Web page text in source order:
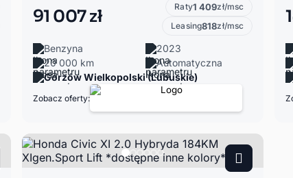
91 007 zł Raty1 409zł/msc
Leasing818zł/msc
Benzyna
2023
20 000 km
Automatyczna
Gorzów Wielkopolski (Lubuskie)
Zobacz oferty: